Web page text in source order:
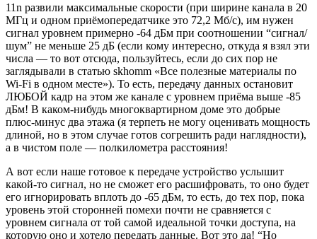
11n развили максимальные скорости (при ширине канала в 20
МГц и одном приёмопередатчике это 72,2 Мб/с), им нужен
сигнал уровнем примерно -64 дБм при соотношении “сигнал/
шум” не меньше 25 дБ (если кому интересно, откуда я взял эти
числа — то вот отсюда, пользуйтесь, если до сих пор не
заглядывали в статью skhomm «Все полезные материалы по
Wi-Fi в одном месте»). То есть, передачу данных остановит
ЛЮБОЙ кадр на этом же канале с уровнем приёма выше -85
дБм! В каком-нибудь многоквартирном доме это добрые
плюс-минус два этажа (я терпеть не могу оценивать мощность
длиной, но в этом случае готов согрешить ради наглядности),
а в чистом поле — полкилометра расстояния!
А вот если наше готовое к передаче устройство услышит
какой-то сигнал, но не сможет его расшифровать, то оно будет
его игнорировать вплоть до -65 дБм, то есть, до тех пор, пока
уровень этой сторонней помехи почти не сравняется с
уровнем сигнала от той самой идеальной точки доступа, на
которую оно и хотело передать данные. Вот это да! “Но